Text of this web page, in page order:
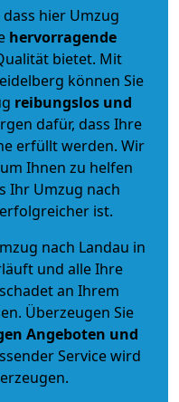
hier Umzug
hervorragende
bietet. Mit
können Sie
reibungslos und
dafür, dass Ihre
erfüllt werden. Wir
Ihnen zu helfen
Ihr Umzug nach
ist.
nach Landau in
und alle Ihre
an Ihrem
Überzeugen Sie
Angeboten und
Service wird